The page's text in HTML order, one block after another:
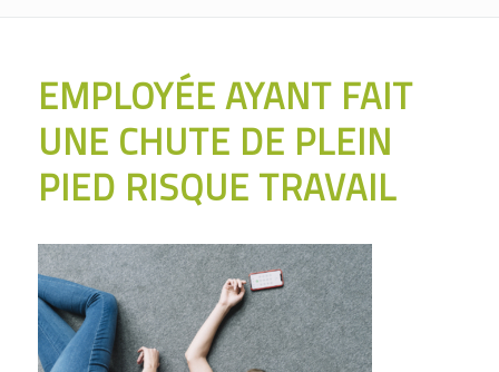
EMPLOYÉE AYANT FAIT
UNE CHUTE DE PLEIN
PIED RISQUE TRAVAIL